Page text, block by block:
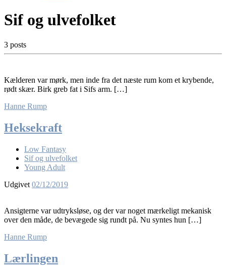
Sif og ulvefolket
3 posts
Kælderen var mørk, men inde fra det næste rum kom et krybende,
rødt skær. Birk greb fat i Sifs arm. […]
Hanne Rump
Heksekraft
Low Fantasy
Sif og ulvefolket
Young Adult
Udgivet 02/12/2019
Ansigterne var udtryksløse, og der var noget mærkeligt mekanisk
over den måde, de bevægede sig rundt på. Nu syntes hun […]
Hanne Rump
Lærlingen